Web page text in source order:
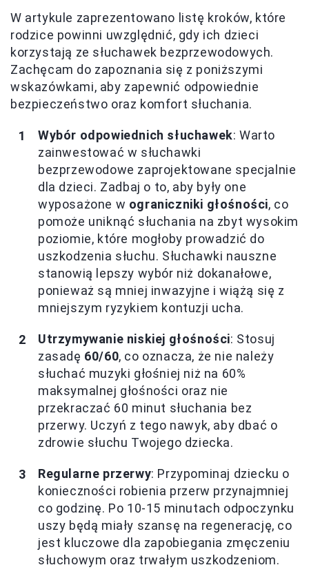
W artykule zaprezentowano listę kroków, które
rodzice powinni uwzględnić, gdy ich dzieci
korzystają ze słuchawek bezprzewodowych.
Zachęcam do zapoznania się z poniższymi
wskazówkami, aby zapewnić odpowiednie
bezpieczeństwo oraz komfort słuchania.
Wybór odpowiednich słuchawek: Warto
zainwestować w słuchawki
bezprzewodowe zaprojektowane specjalnie
dla dzieci. Zadbaj o to, aby były one
wyposażone w ograniczniki głośności, co
pomoże uniknąć słuchania na zbyt wysokim
poziomie, które mogłoby prowadzić do
uszkodzenia słuchu. Słuchawki nauszne
stanowią lepszy wybór niż dokanałowe,
ponieważ są mniej inwazyjne i wiążą się z
mniejszym ryzykiem kontuzji ucha.
Utrzymywanie niskiej głośności: Stosuj
zasadę 60/60, co oznacza, że nie należy
słuchać muzyki głośniej niż na 60%
maksymalnej głośności oraz nie
przekraczać 60 minut słuchania bez
przerwy. Uczyń z tego nawyk, aby dbać o
zdrowie słuchu Twojego dziecka.
Regularne przerwy: Przypominaj dziecku o
konieczności robienia przerw przynajmniej
co godzinę. Po 10-15 minutach odpoczynku
uszy będą miały szansę na regenerację, co
jest kluczowe dla zapobiegania zmęczeniu
słuchowym oraz trwałym uszkodzeniom.